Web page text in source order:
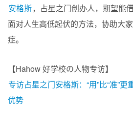
安格斯， 占星之门创办人，期望能
面对人生高低起伏的方法，协助大
症。
【Hahow 好学校の人物专访】
专访占星之门安格斯：“用”比“准”
优势